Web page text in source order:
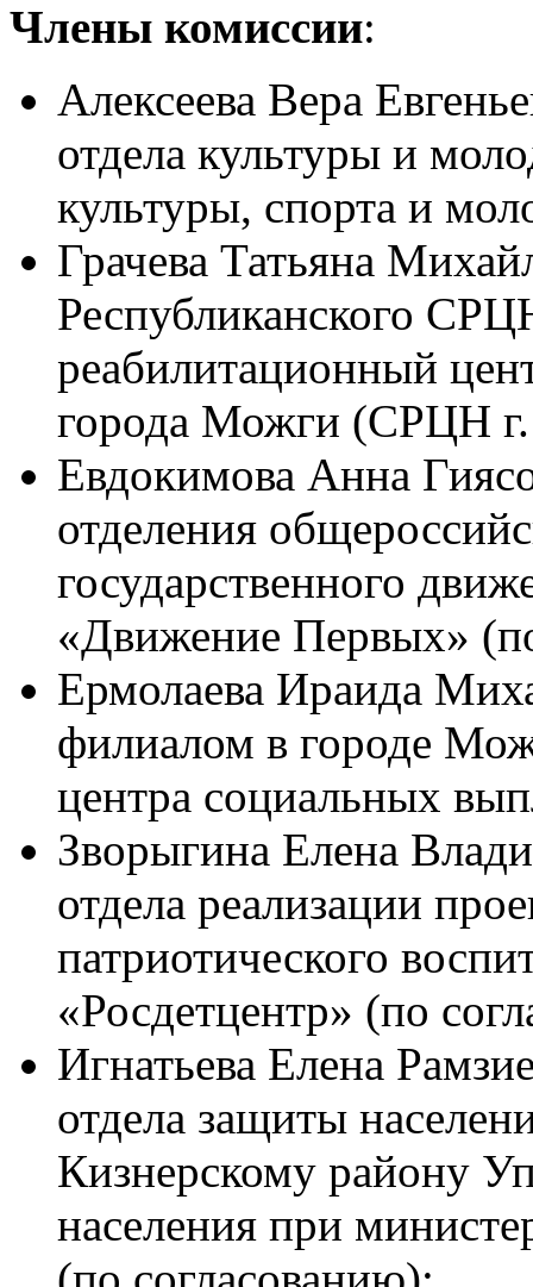
Члены комиссии:
Алексеева Вера
отдела культуры и
культуры, спорта и
Грачева Татьяна
Республиканского
реабилитационный
города Можги (СРЦН
Евдокимова Анна
отделения
государственного
«Движение Первых»
Ермолаева Ираида
филиалом в городе
центра социальных
Зворыгина Елена
отдела реализации
патриотического
«Росдетцентр» (по
Игнатьева Елена
отдела защиты
Кизнерскому району
населения при